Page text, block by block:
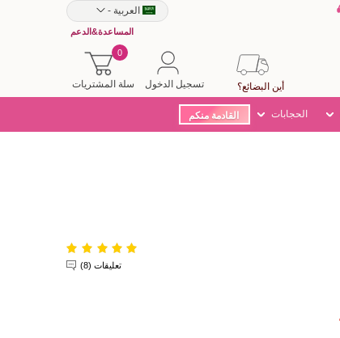
العربية -
المساعدة&الدعم
سلة المشتريات
0
تسجيل الدخول أين البضائع؟
الحجابات القادمة منكم
تعليقات (8)